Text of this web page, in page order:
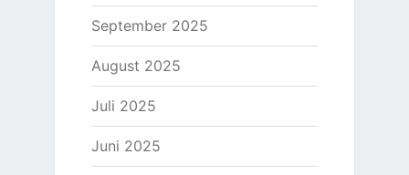
September 2025
August 2025
Juli 2025
Juni 2025